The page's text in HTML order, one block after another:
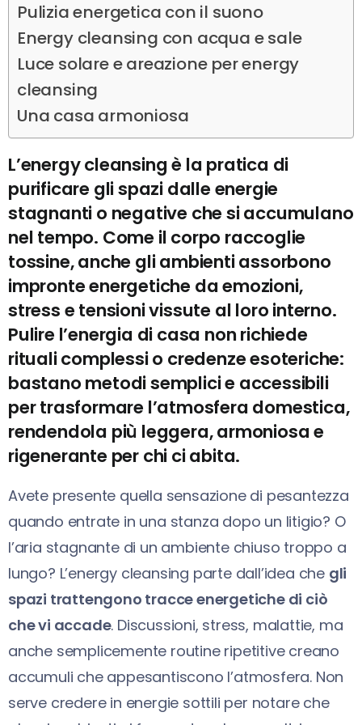
Pulizia energetica con il suono
Energy cleansing con acqua e sale
Luce solare e areazione per energy
cleansing
Una casa armoniosa
L’energy cleansing è la pratica di
purificare gli spazi dalle energie
stagnanti o negative che si accumulano
nel tempo. Come il corpo raccoglie
tossine, anche gli ambienti assorbono
impronte energetiche da emozioni,
stress e tensioni vissute al loro interno.
Pulire l’energia di casa non richiede
rituali complessi o credenze esoteriche:
bastano metodi semplici e accessibili
per trasformare l’atmosfera domestica,
rendendola più leggera, armoniosa e
rigenerante per chi ci abita.
Avete presente quella sensazione di pesantezza
quando entrate in una stanza dopo un litigio? O
l’aria stagnante di un ambiente chiuso troppo a
lungo? L’energy cleansing parte dall’idea che gli
spazi trattengono tracce energetiche di ciò
che vi accade. Discussioni, stress, malattie, ma
anche semplicemente routine ripetitive creano
accumuli che appesantiscono l’atmosfera. Non
serve credere in energie sottili per notare che